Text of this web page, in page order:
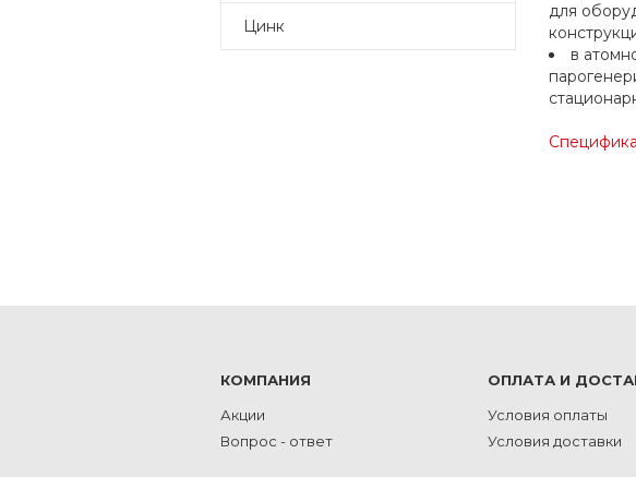
Цинк
для
в
КОМПАНИЯ
Акции
Вопрос - ответ
ОПЛАТА И
Условия оплаты
Условия доставки